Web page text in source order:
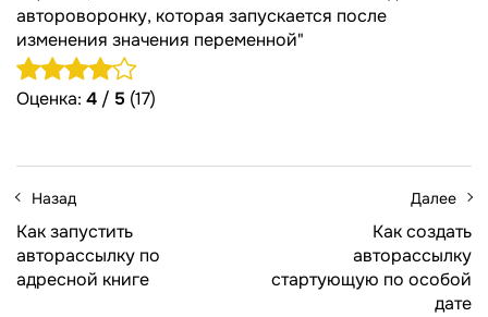
автороворонку, которая запускается после
изменения значения переменной"
Оценка: 4 / 5 (17)
Назад
Как запустить
авторассылку по
адресной книге
Далее
Как создать
авторассылку
стартующую по особой
дате